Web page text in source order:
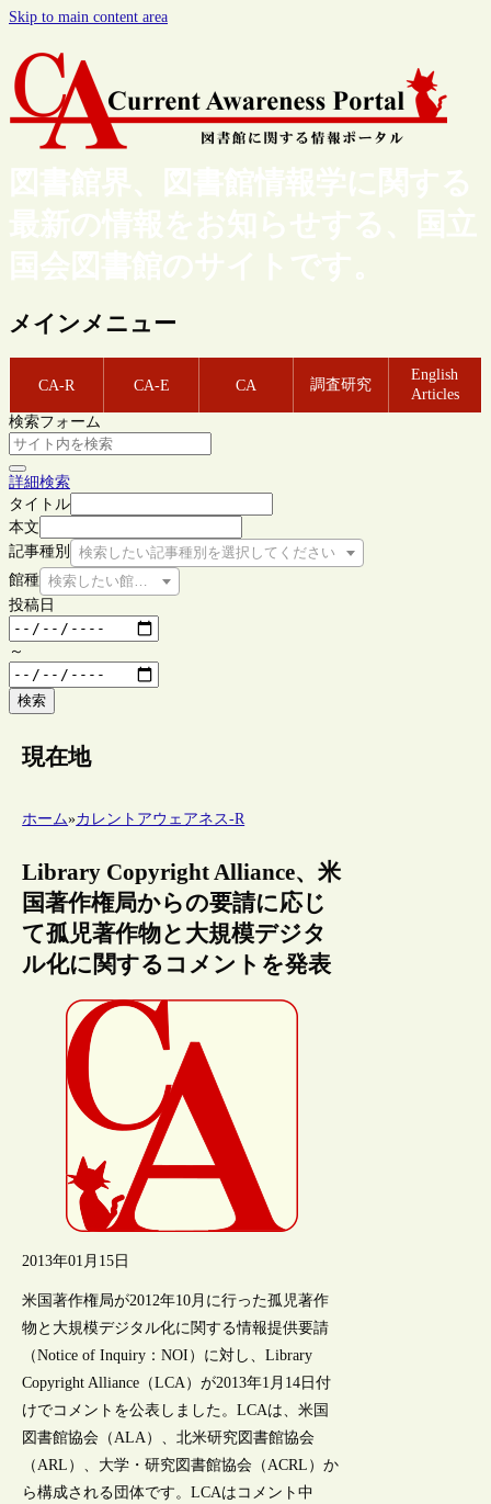
Skip to main content area
図書館界、図書館情報学に関する
最新の情報をお知らせする、国立
国会図書館のサイトです。
メインメニュー
CA-R CA-E CA 調査研究
English
Articles
検索フォーム
詳細検索
タイトル
本文
記事種別
検索したい記事種別を選択してください
館種 検索したい館種を選択してください
投稿日
～
検索
現在地
ホーム»カレントアウェアネス-R
Library Copyright Alliance、米
国著作権局からの要請に応じ
て孤児著作物と大規模デジタ
ル化に関するコメントを発表
2013年01月15日
米国著作権局が2012年10月に行った孤児著作
物と大規模デジタル化に関する情報提供要請
（Notice of Inquiry：NOI）に対し、Library
Copyright Alliance（LCA）が2013年1月14日付
けでコメントを公表しました。LCAは、米国
図書館協会（ALA）、北米研究図書館協会
（ARL）、大学・研究図書館協会（ACRL）か
ら構成される団体です。LCAはコメント中